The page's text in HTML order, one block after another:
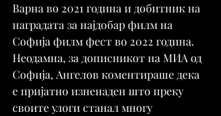
Варна во 2021 година и добитник на
наградата за најдобар филм на
Софија филм фест во 2022 година.
Неодамна, за дописникот на МИА од
Софија, Ангелов коментираше дека
е пријатно изненаден што преку
своите улоги станал многу